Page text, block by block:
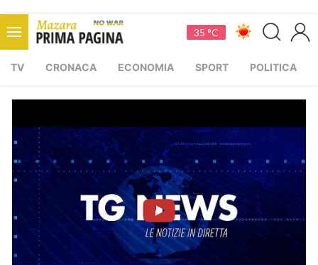
35 °C
TV CRONACA ECONOMIA SPORT POLITICA